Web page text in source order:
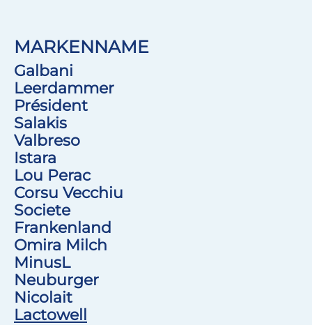
MARKENNAME
Galbani
Leerdammer
Président
Salakis
Valbreso
Istara
Lou Perac
Corsu Vecchiu
Societe
Frankenland
Omira Milch
MinusL
Neuburger
Nicolait
Lactowell